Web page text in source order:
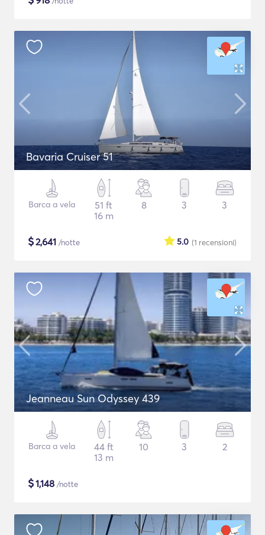
Bavaria Cruiser 51
Barca a vela
51 ft
16 m
8 3 3
$2,641 /notte (1 recensioni)
5.0
Jeanneau Sun Odyssey 439
Barca a vela
44 ft
13 m
10 3 2
$1,148 /notte